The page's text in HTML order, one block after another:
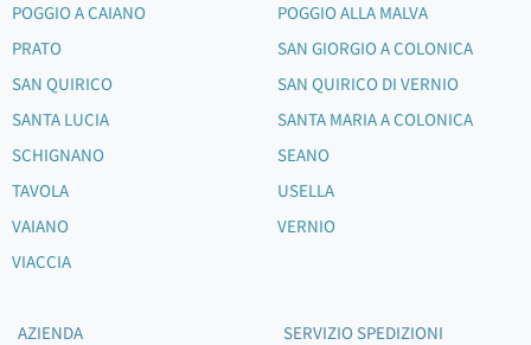
POGGIO A CAIANO
POGGIO ALLA MALVA
PRATO
SAN GIORGIO A COLONICA
SAN QUIRICO
SAN QUIRICO DI VERNIO
SANTA LUCIA
SANTA MARIA A COLONICA
SCHIGNANO
SEANO
TAVOLA
USELLA
VAIANO
VERNIO
VIACCIA
AZIENDA
SERVIZIO SPEDIZIONI